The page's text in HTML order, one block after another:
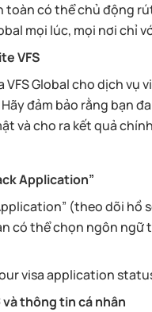
toàn có thể chủ động
mọi lúc, mọi nơi chỉ
VFS
Global cho dịch vụ
đảm bảo rằng bạn
và cho ra kết quả
Application”
(theo dõi
có thể chọn ngôn ngữ
visa application
và thông tin cá nhân